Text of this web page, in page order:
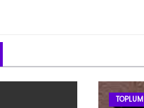
TOPLUM